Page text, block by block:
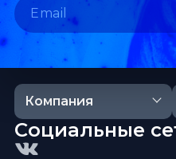
Компания
Социальные